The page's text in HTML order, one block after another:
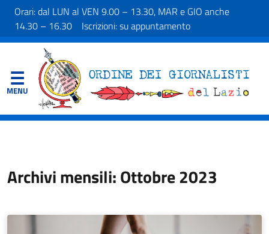
Orari: dal LUN al VEN 9.00 – 13.30, MAR e GIO anche
14.30 – 16.30 Iscrizioni: su appuntamento
Archivi mensili: Ottobre 2023